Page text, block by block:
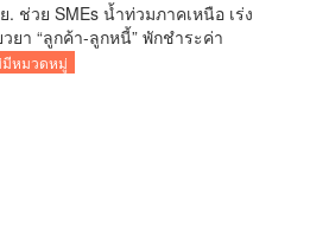
. ช่วย SMEs น้ำท่วมภาคเหนือ เร่ง
วยา “ลูกค้า-ลูกหนี้” พักชำระค่า
มเนียม-ค่างวด
มีหมวดหมู่